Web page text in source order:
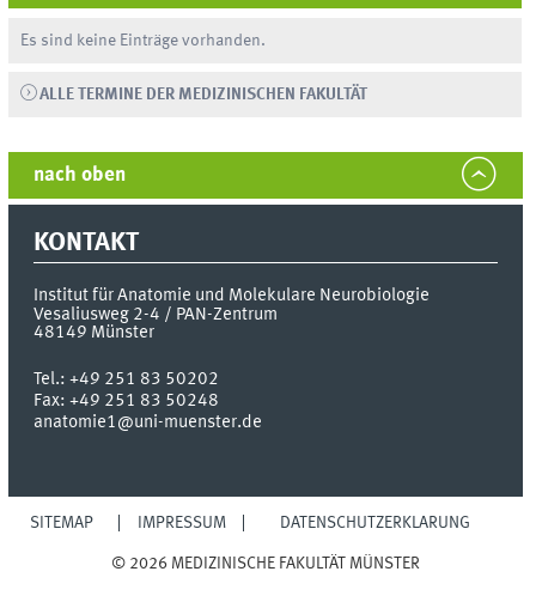
Es sind keine Einträge vorhanden.
ALLE TERMINE DER MEDIZINISCHEN FAKULTÄT
nach oben
KONTAKT
Institut für Anatomie und Molekulare Neurobiologie
Vesaliusweg 2-4 / PAN-Zentrum
48149 Münster
Tel.:+49 251 83 50202
Fax:+49 251 83 50248
anatomie1@uni-muenster.de
SITEMAP IMPRESSUM DATENSCHUTZERKLÄRUNG
© 2026 MEDIZINISCHE FAKULTÄT MÜNSTER